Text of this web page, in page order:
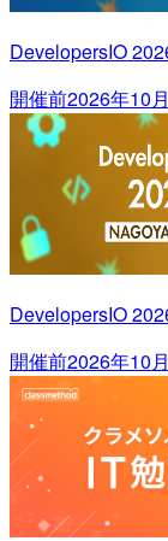
DevelopersIO
開催前2026年10
DevelopersIO
開催前2026年10